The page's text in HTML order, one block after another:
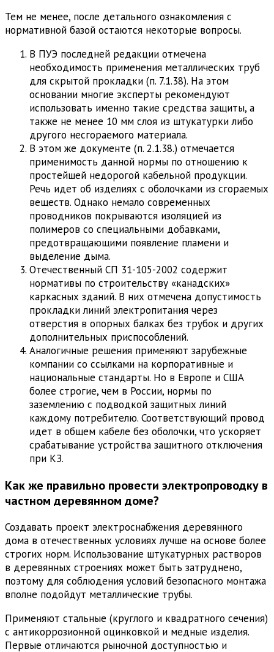
Тем не менее, после детального ознакомления с
нормативной базой остаются некоторые вопросы.
В ПУЭ последней редакции отмечена
необходимость применения металлических труб
для скрытой прокладки (п. 7.1.38). На этом
основании многие эксперты рекомендуют
использовать именно такие средства защиты, а
также не менее 10 мм слоя из штукатурки либо
другого несгораемого материала.
В этом же документе (п. 2.1.38.) отмечается
применимость данной нормы по отношению к
простейшей недорогой кабельной продукции.
Речь идет об изделиях с оболочками из сгораемых
веществ. Однако немало современных
проводников покрываются изоляцией из
полимеров со специальными добавками,
предотвращающими появление пламени и
выделение дыма.
Отечественный СП 31-105-2002 содержит
нормативы по строительству «канадских»
каркасных зданий. В них отмечена допустимость
прокладки линий электропитания через
отверстия в опорных балках без трубок и других
дополнительных приспособлений.
Аналогичные решения применяют зарубежные
компании со ссылками на корпоративные и
национальные стандарты. Но в Европе и США
более строгие, чем в России, нормы по
заземлению с подводкой защитных линий
каждому потребителю. Соответствующий провод
идет в общем кабеле без оболочки, что ускоряет
срабатывание устройства защитного отключения
при КЗ.
Как же правильно провести электропроводку в
частном деревянном доме?
Создавать проект электроснабжения деревянного
дома в отечественных условиях лучше на основе более
строгих норм. Использование штукатурных растворов
в деревянных строениях может быть затруднено,
поэтому для соблюдения условий безопасного монтажа
вполне подойдут металлические трубы.
Применяют стальные (круглого и квадратного сечения)
с антикоррозионной оцинковкой и медные изделия.
Первые отличаются рыночной доступностью и